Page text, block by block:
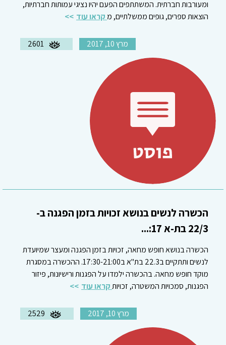
ומעורבות חברתית. המשתתפים הפעם יהיו נציגי עמותות חברתיות,
הוצאות ספרים, גופים ממשלתיים, מ קראו עוד
מרץ 10, 2017 2601
הכשרה לנשים בנושא זכויות בזמן הפגנה ב-
22/3 בת-א 17:...
הכשרה בנושא חופש מחאה, זכויות בזמן הפגנה ומעצר שמיועדת
לנשים ותתקיים ב22.3 בת"א ב17:30-21:00. ההכשרה במסגרת
מוקד חופש מחאה. בהכשרה ילמדו על הפגנות ורישיונות, פיזור
הפגנות, סמכויות המשטרה, זכויותקראו עוד
מרץ 10, 2017 2529